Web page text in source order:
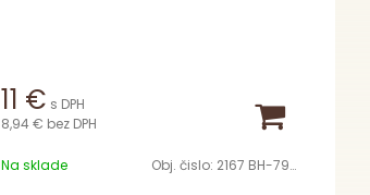
11 € s DPH
8,94 € bez DPH
Na sklade Obj. čislo: 2167 BH-7920